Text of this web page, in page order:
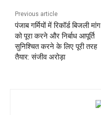
Previous article
पंजाब गर्मियों में रिकॉर्ड बिजली मांग
को पूरा करने और निर्बाध आपूर्ति
सुनिश्चित करने के लिए पूरी तरह
तैयार: संजीव अरोड़ा